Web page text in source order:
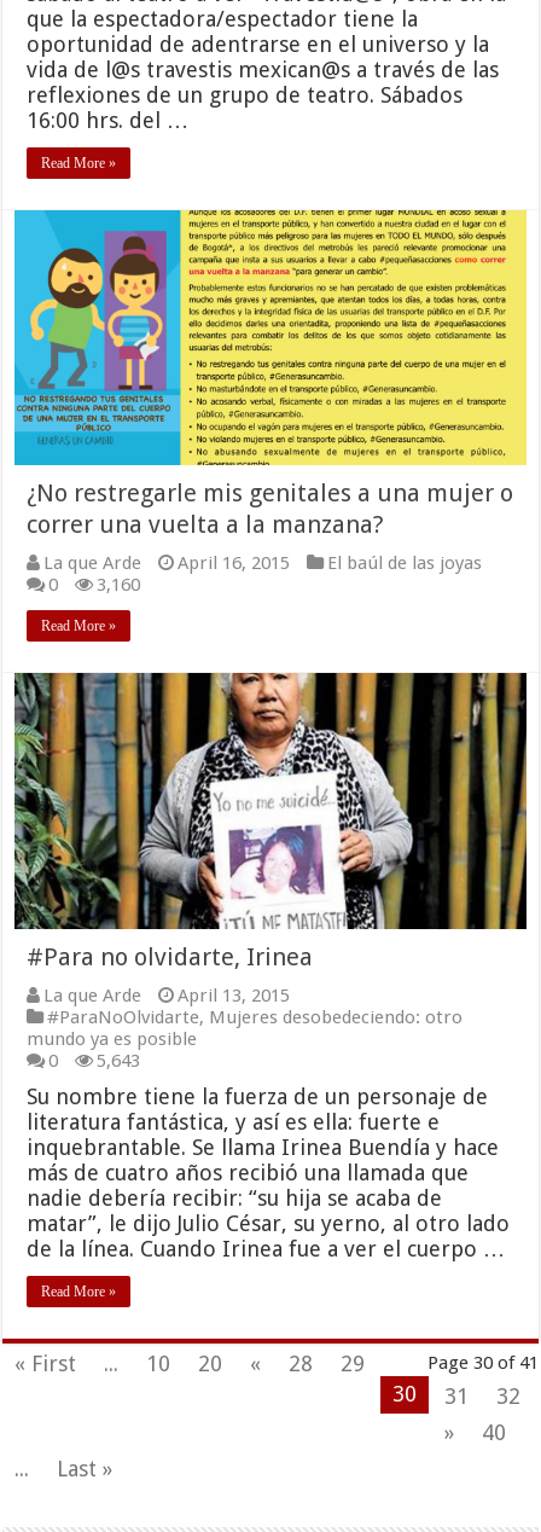
que la espectadora/espectador tiene la
oportunidad de adentrarse en el universo y la
vida de l@s travestis mexican@s a través de las
reflexiones de un grupo de teatro. Sábados
16:00 hrs. del …
Read More »
¿No restregarle mis genitales a una mujer o
correr una vuelta a la manzana?
La que Arde April 16, 2015
El baúl de las joyas
0
3,160
Read More »
#Para no olvidarte, Irinea
La que Arde
April 13, 2015
#ParaNoOlvidarte, Mujeres desobedeciendo: otro
mundo ya es posible
0
5,643
Su nombre tiene la fuerza de un personaje de
literatura fantástica, y así es ella: fuerte e
inquebrantable. Se llama Irinea Buendía y hace
más de cuatro años recibió una llamada que
nadie debería recibir: “su hija se acaba de
matar”, le dijo Julio César, su yerno, al otro lado
de la línea. Cuando Irinea fue a ver el cuerpo …
Read More »
Page 30 of 41
« First ... 10 20 « 28
29
30
31
32
»
40
...
Last »